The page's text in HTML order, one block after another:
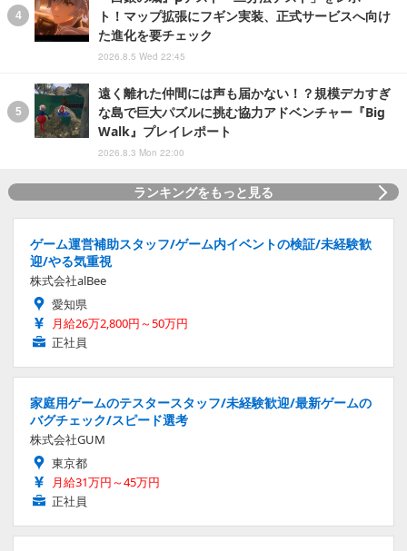
ト！マップ拡張にフギン実装、正式サービスへ向け
た進化を要チェック
2026.8.5 Wed 22:45
遠く離れた仲間には声も届かない！？規模デカすぎ
な島で巨大パズルに挑む協力アドベンチャー『Big
Walk』プレイレポート
2026.8.3 Mon 22:00
ランキングをもっと見る
ゲーム運営補助スタッフ/ゲーム内イベントの検証/未経験歓
迎/やる気重視
株式会社alBee
愛知県
月給26万2,800円～50万円
正社員
家庭用ゲームのテスタースタッフ/未経験歓迎/最新ゲームの
バグチェック/スピード選考
株式会社GUM
東京都
月給31万円～45万円
正社員